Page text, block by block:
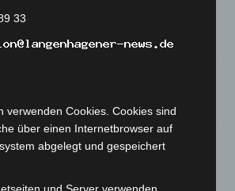
Spanien zurück
Begegnung“ in Neuwarmbüchen schnell
33
verwenden Cookies. Cookies sind
über einen Internetbrowser auf
abgelegt und gespeichert